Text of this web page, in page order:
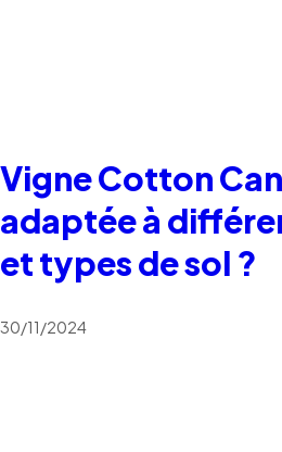
Vigne Cotton
adaptée à
et types de sol ?
30/11/2024